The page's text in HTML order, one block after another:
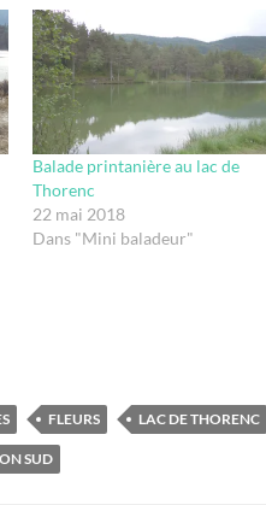
Balade printanière au lac de
Thorenc
22 mai 2018
Dans "Mini baladeur"
FLEURS LAC DE THORENC
SUD